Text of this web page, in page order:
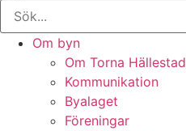
Om byn
Om Torna Hällestad
Kommunikation
Byalaget
Föreningar